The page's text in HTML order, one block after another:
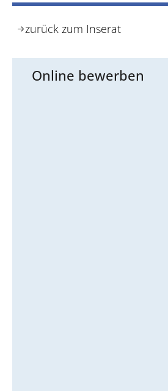
zurück zum Inserat
Online bewerben